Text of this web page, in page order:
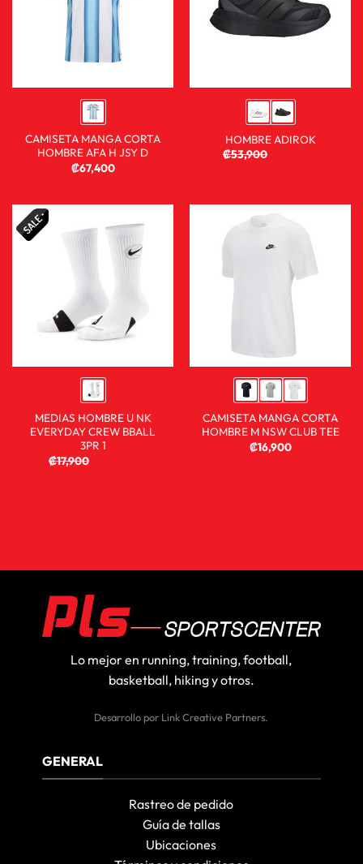
CAMISETA MANGA CORTA
HOMBRE AFA H JSY D
₡67,400
HOMBRE ADIROK
₡53,900
MEDIAS HOMBRE U NK
EVERYDAY CREW BBALL
3PR 1
₡17,900
CAMISETA MANGA CORTA
HOMBRE M NSW CLUB TEE
₡16,900
Lo mejor en running, training, football,
basketball, hiking y otros.
Desarrollo por Link Creative Partners.
GENERAL
Rastreo de pedido
Guía de tallas
Ubicaciones